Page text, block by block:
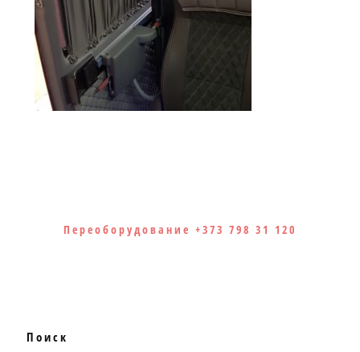
Переоборудование +373 798 31 120
Поиск